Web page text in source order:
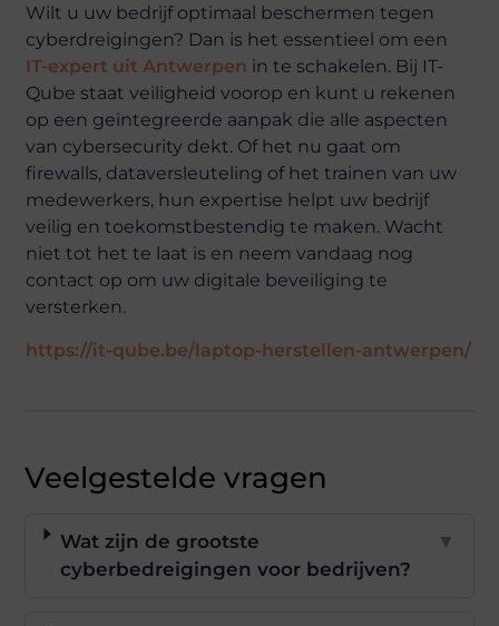
Wilt u uw bedrijf optimaal beschermen tegen
cyberdreigingen? Dan is het essentieel om een
IT-expert uit Antwerpen in te schakelen. Bij IT-
Qube staat veiligheid voorop en kunt u rekenen
op een geïntegreerde aanpak die alle aspecten
van cybersecurity dekt. Of het nu gaat om
firewalls, dataversleuteling of het trainen van uw
medewerkers, hun expertise helpt uw bedrijf
veilig en toekomstbestendig te maken. Wacht
niet tot het te laat is en neem vandaag nog
contact op om uw digitale beveiliging te
versterken.
https://it-qube.be/laptop-herstellen-antwerpen/
Veelgestelde vragen
Wat zijn de grootste
cyberbedreigingen voor bedrijven?
▼